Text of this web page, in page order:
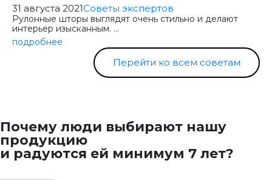
31 августа 2021Советы экспертов
Рулонные шторы выглядят очень стильно и делают
интерьер изысканным. ...
подробнее
Перейти ко всем советам
Почему люди выбирают нашу
продукцию
и радуются ей минимум 7 лет?